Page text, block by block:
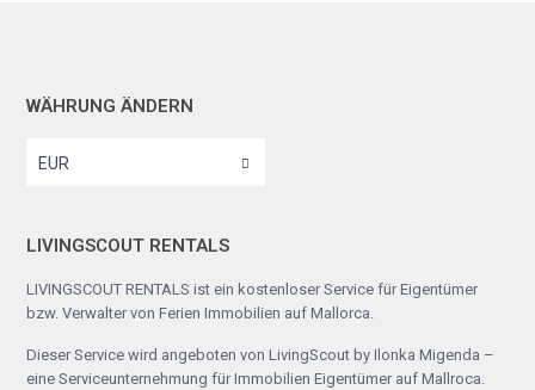
WÄHRUNG ÄNDERN
EUR
LIVINGSCOUT RENTALS
LIVINGSCOUT RENTALS ist ein kostenloser Service für Eigentümer
bzw. Verwalter von Ferien Immobilien auf Mallorca.
Dieser Service wird angeboten von LivingScout by Ilonka Migenda –
eine Serviceunternehmung für Immobilien Eigentümer auf Mallroca.